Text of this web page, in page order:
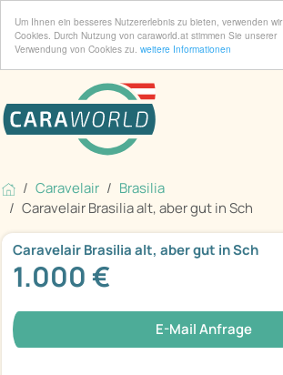
Um Ihnen ein besseres Nutzererlebnis zu bieten, verwenden wir
Cookies. Durch Nutzung von caraworld.at stimmen Sie unserer
Verwendung von Cookies zu. weitere Informationen
Caravelair
Brasilia
Caravelair Brasilia alt, aber gut in Sch
Caravelair Brasilia alt, aber gut in Sch
1.000 €
E-Mail Anfrage